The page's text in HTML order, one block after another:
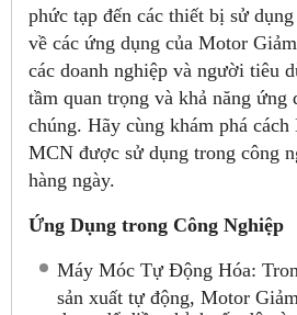
phức tạp đến các thiết bị sử
về các ứng dụng của Motor
các doanh nghiệp và người tiêu
tầm quan trọng và khả năng ứng
chúng. Hãy cùng khám phá
MCN được sử dụng trong công
hàng ngày.
Ứng Dụng trong Công Nghiệp
Máy Móc Tự Động Hóa:
sản xuất tự động, Motor